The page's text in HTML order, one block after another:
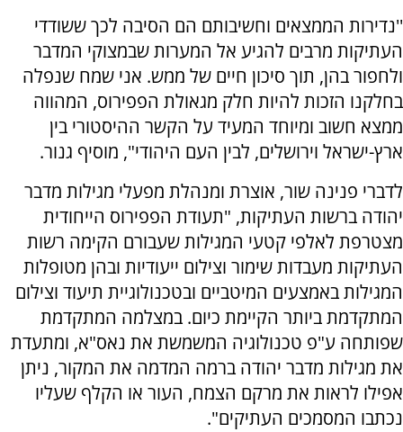
''נדירות הממצאים וחשיבותם הם הסיבה לכך ששודדי
העתיקות מרבים להגיע אל המערות שבמצוקי המדבר
ולחפור בהן, תוך סיכון חיים של ממש. אני שמח שנפלה
בחלקנו הזכות להיות חלק מגאולת הפפירוס, המהווה
ממצא חשוב ומיוחד המעיד על הקשר ההיסטורי בין
ארץ-ישראל וירושלים, לבין העם היהודי", מוסיף גנור.
לדברי פנינה שור, אוצרת ומנהלת מפעלי מגילות מדבר
יהודה ברשות העתיקות, "תעודת הפפירוס הייחודית
מצטרפת לאלפי קטעי המגילות שעבורם הקימה רשות
העתיקות מעבדות שימור וצילום ייעודיות ובהן מטופלות
המגילות באמצעים המיטביים ובטכנולוגיית תיעוד וצילום
המתקדמת ביותר הקיימת כיום. במצלמה המתקדמת
שפותחה ע"פ טכנולוגיה המשמשת את נאס"א, ומתעדת
את מגילות מדבר יהודה ברמה המדמה את המקור, ניתן
אפילו לראות את מרקם הצמח, העור או הקלף שעליו
נכתבו המסמכים העתיקים".